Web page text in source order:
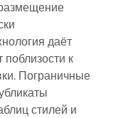
даёт
к
Пограничные
стилей и